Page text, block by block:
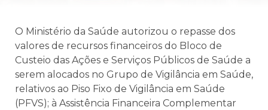
O Ministério da Saúde autorizou o repasse dos
valores de recursos financeiros do Bloco de
Custeio das Ações e Serviços Públicos de Saúde a
serem alocados no Grupo de Vigilância em Saúde,
relativos ao Piso Fixo de Vigilância em Saúde
(PFVS); à Assistência Financeira Complementar